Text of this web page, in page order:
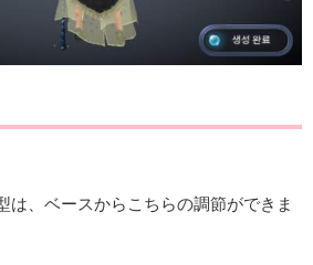
は、ベースからこちらの調節ができま